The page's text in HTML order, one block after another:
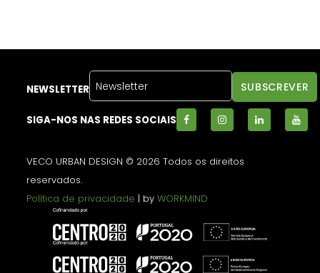
NEWSLETTER
SIGA-NOS NAS REDES SOCIAIS
VECO URBAN DESIGN © 2026 Todos os direitos
reservados.
Política de privacidade | byWORKMIND